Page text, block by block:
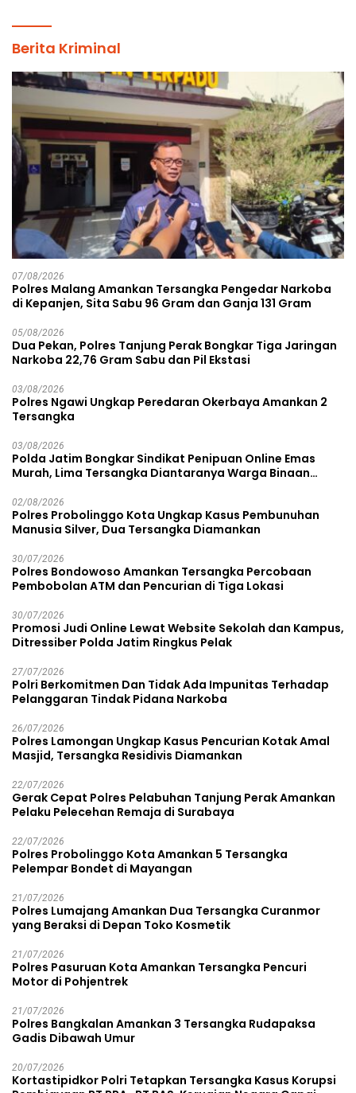
Berita Kriminal
07/08/2026
Polres Malang Amankan Tersangka Pengedar Narkoba
di Kepanjen, Sita Sabu 96 Gram dan Ganja 131 Gram
05/08/2026
Dua Pekan, Polres Tanjung Perak Bongkar Tiga Jaringan
Narkoba 22,76 Gram Sabu dan Pil Ekstasi
03/08/2026
Polres Ngawi Ungkap Peredaran Okerbaya Amankan 2
Tersangka
03/08/2026
Polda Jatim Bongkar Sindikat Penipuan Online Emas
Murah, Lima Tersangka Diantaranya Warga Binaan
02/08/2026
Polres Probolinggo Kota Ungkap Kasus Pembunuhan
Manusia Silver, Dua Tersangka Diamankan
30/07/2026
Polres Bondowoso Amankan Tersangka Percobaan
Pembobolan ATM dan Pencurian di Tiga Lokasi
30/07/2026
Promosi Judi Online Lewat Website Sekolah dan Kampus,
Ditressiber Polda Jatim Ringkus Pelak
27/07/2026
Polri Berkomitmen Dan Tidak Ada Impunitas Terhadap
Pelanggaran Tindak Pidana Narkoba
26/07/2026
Polres Lamongan Ungkap Kasus Pencurian Kotak Amal
Masjid, Tersangka Residivis Diamankan
22/07/2026
Gerak Cepat Polres Pelabuhan Tanjung Perak Amankan
Pelaku Pelecehan Remaja di Surabaya
22/07/2026
Polres Probolinggo Kota Amankan 5 Tersangka
Pelempar Bondet di Mayangan
21/07/2026
Polres Lumajang Amankan Dua Tersangka Curanmor
yang Beraksi di Depan Toko Kosmetik
21/07/2026
Polres Pasuruan Kota Amankan Tersangka Pencuri
Motor di Pohjentrek
21/07/2026
Polres Bangkalan Amankan 3 Tersangka Rudapaksa
Gadis Dibawah Umur
20/07/2026
Kortastipidkor Polri Tetapkan Tersangka Kasus Korupsi